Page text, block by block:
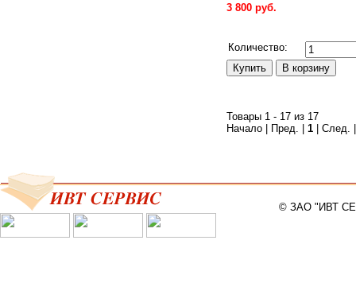
3 800 руб.
Количество:
Товары 1 - 17 из 17
Начало | Пред. | 1 | След.
© ЗАО "ИВТ